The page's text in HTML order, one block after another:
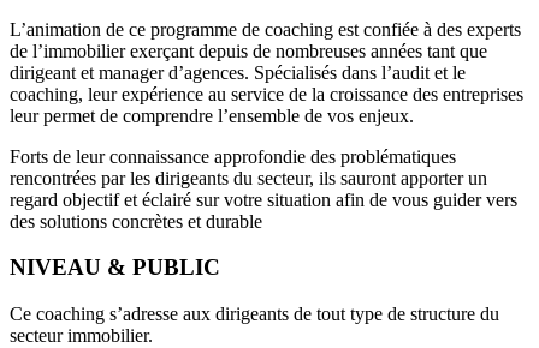
L’animation de ce programme de coaching est confiée à des experts
de l’immobilier exerçant depuis de nombreuses années tant que
dirigeant et manager d’agences. Spécialisés dans l’audit et le
coaching, leur expérience au service de la croissance des entreprises
leur permet de comprendre l’ensemble de vos enjeux.
Forts de leur connaissance approfondie des problématiques
rencontrées par les dirigeants du secteur, ils sauront apporter un
regard objectif et éclairé sur votre situation afin de vous guider vers
des solutions concrètes et durable
NIVEAU & PUBLIC
Ce coaching s’adresse aux dirigeants de tout type de structure du
secteur immobilier.